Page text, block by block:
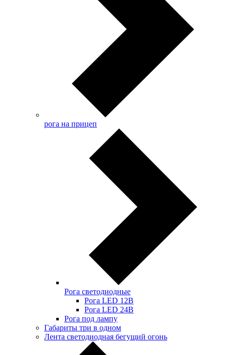
рога на прицеп
Рога светодиодные
Рога LED 12В
Рога LED 24В
Рога под лампу
Габариты три в одном
Лента светодиодная бегущий огонь